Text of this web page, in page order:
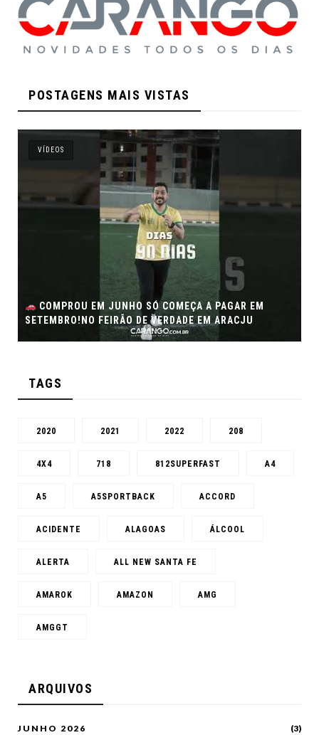
POSTAGENS MAIS VISTAS
VÍDEOS
COMPROU EM JUNHO SÓ COMEÇA A PAGAR EM
SETEMBRO!NO FEIRÃO DE VERDADE EM ARACJU
TAGS
2020 2021 2022 208
4X4 718 812SUPERFAST A4
A5 A5SPORTBACK ACCORD
ACIDENTE ALAGOAS ÁLCOOL
ALERTA ALL NEW SANTA FE
AMAROK AMAZON AMG
AMGGT
ARQUIVOS
JUNHO 2026 (3)